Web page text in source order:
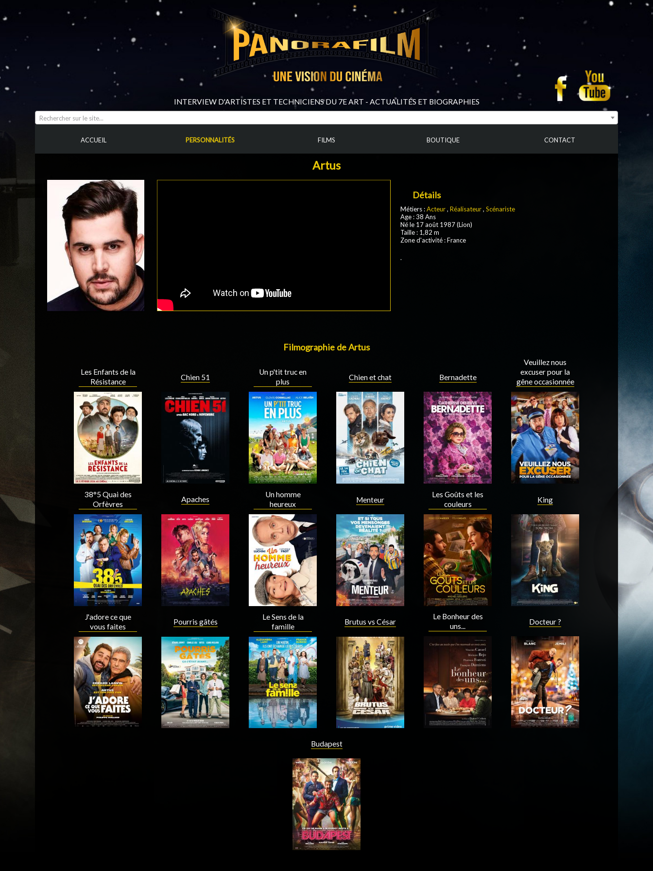
INTERVIEW D'ARTISTES ET TECHNICIENS DU 7E ART - ACTUALITÉS ET BIOGRAPHIES
Rechercher sur le site...
ACCUEIL PERSONNALITÉS FILMS BOUTIQUE CONTACT
Artus
Détails
Métiers :Acteur, Réalisateur, Scénariste
Age : 38 Ans
Né le 17 août 1987 (Lion)
Taille : 1,82 m
Zone d'activité : France
.
Filmographie de Artus
Les Enfants de la
Résistance
Acteur
Chien 51
Acteur
Un p'tit truc en
plus
Acteur
Réalisateur
Scenariste
Chien et chat
Acteur
Bernadette
Acteur
Veuillez nous
excuser pour la
gêne occasionnée
Acteur
38°5 Quai des
Orfèvres
Acteur
Apaches
Acteur
Un homme
heureux
Acteur
Menteur
Acteur
Les Goûts et les
couleurs
Acteur
King
Acteur
J'adore ce que
vous faites
Pourris gâtés
Le Sens de la
famille
Brutus vs César
Le Bonheur des
uns...
Docteur ?
Budapest